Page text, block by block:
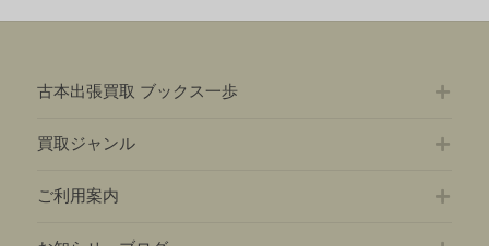
古本出張買取 ブックス一歩
買取ジャンル
ご利用案内